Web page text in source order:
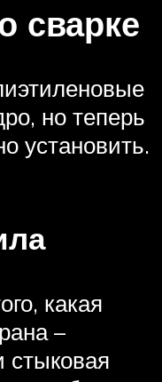
сварке
но теперь
установить.
какая
–
стыковая